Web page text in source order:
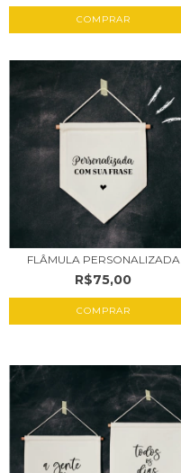
COMPRAR
FLÂMULA PERSONALIZADA
R$75,00
COMPRAR